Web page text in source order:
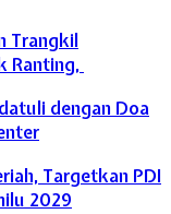
Trangkil
Ranting,
dengan Doa
Targetkan PDI
2029